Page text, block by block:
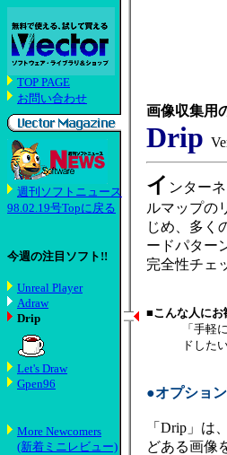
TOP PAGE
お問い合わせ
週刊ソフトニュース
98.02.19号Topに戻る
今週の注目ソフト!!
Unreal Player
Adraw
Drip
Let's Draw
Gpen96
More Newcomers
(新着ミニレビュー)
画像収集用
Drip
イ ンター
ルマップの
じめ、多く
ードパター
完全性チェ
■こんな人にお
「手軽
ドした
●オプショ
「Drip」は
どある画像